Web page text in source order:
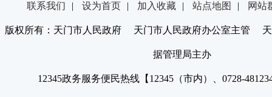
联系我们 | 设为首页 | 加入收藏 | 站点地图 | 网站
版权所有：天门市人民政府 天门市人民政府办公室主管 天
据管理局主办
12345政务服务便民热线【12345（市内）、0728-